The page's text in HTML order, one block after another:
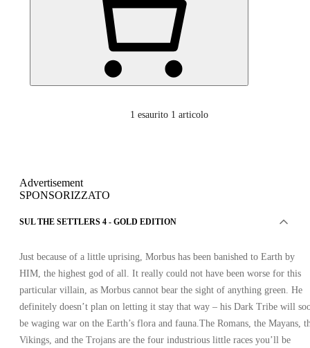
1 esaurito 1 articolo
Advertisement
SPONSORIZZATO
SUL THE SETTLERS 4 - GOLD EDITION
Just because of a little uprising, Morbus has been banished to Earth by
HIM, the highest god of all. It really could not have been worse for this
particular villain, as Morbus cannot bear the sight of anything green. He
definitely doesn’t plan on letting it stay that way – his Dark Tribe will
be waging war on the Earth’s flora and fauna.The Romans, the Mayans,
Vikings, and the Trojans are the four industrious little races you’ll be